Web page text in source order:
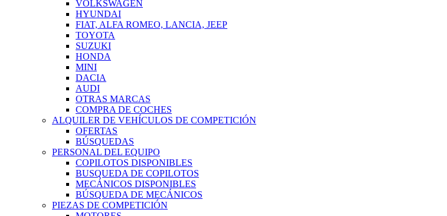
VOLKSWAGEN
HYUNDAI
FIAT, ALFA ROMEO, LANCIA, JEEP
TOYOTA
SUZUKI
HONDA
MINI
DACIA
AUDI
OTRAS MARCAS
COMPRA DE COCHES
ALQUILER DE VEHÍCULOS DE COMPETICIÓN
OFERTAS
BÚSQUEDAS
PERSONAL DEL EQUIPO
COPILOTOS DISPONIBLES
BUSQUEDA DE COPILOTOS
MECÁNICOS DISPONIBLES
BÚSQUEDA DE MECÁNICOS
PIEZAS DE COMPETICIÓN